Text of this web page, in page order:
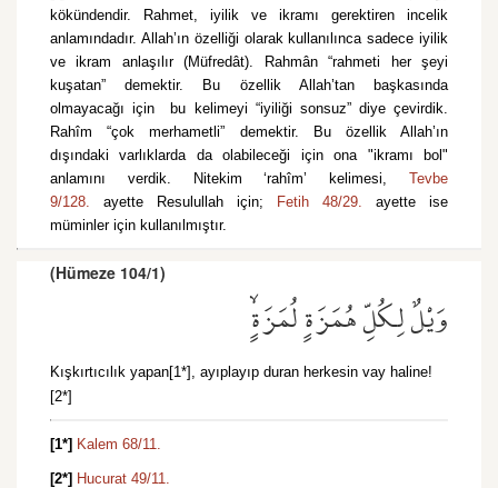
kökündendir. Rahmet, iyilik ve ikramı gerektiren incelik
anlamındadır. Allah’ın özelliği olarak kullanılınca sadece iyilik
ve ikram anlaşılır (Müfredât). Rahmân “rahmeti her şeyi
kuşatan” demektir. Bu özellik Allah’tan başkasında
olmayacağı için bu kelimeyi “iyiliği sonsuz” diye çevirdik.
Rahîm “çok merhametli” demektir. Bu özellik Allah’ın
dışındaki varlıklarda da olabileceği için ona "ikramı bol"
anlamını verdik. Nitekim ‘rahîm’ kelimesi, Tevbe
9/128. ayette Resulullah için; Fetih 48/29. ayette ise
müminler için kullanılmıştır.
(Hümeze 104/1)
وَيْلٌ لِكُلِّ هُمَزَةٍ لُمَزَةٍۙ
Kışkırtıcılık yapan[1*], ayıplayıp duran herkesin vay haline!
[2*]
[1*] Kalem 68/11.
[2*] Hucurat 49/11.